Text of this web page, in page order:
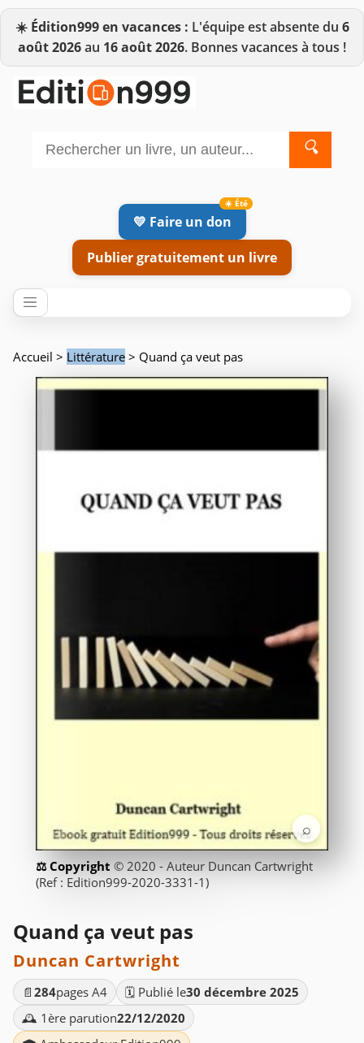
☀️ Édition999 en vacances : L'équipe est absente du 6
août 2026au 16 août 2026. Bonnes vacances à tous !
🔍
💛 Faire un don
Publier gratuitement un livre
Accueil > Littérature > Quand ça veut pas
⌕
© 2020 - Auteur Duncan Cartwright
(Ref : Edition999-2020-3331-1)
Quand ça veut pas
Duncan Cartwright
📄 284pages A4 🗓️ Publié le30 décembre 2025
🕰️ 1ère parution22/12/2020